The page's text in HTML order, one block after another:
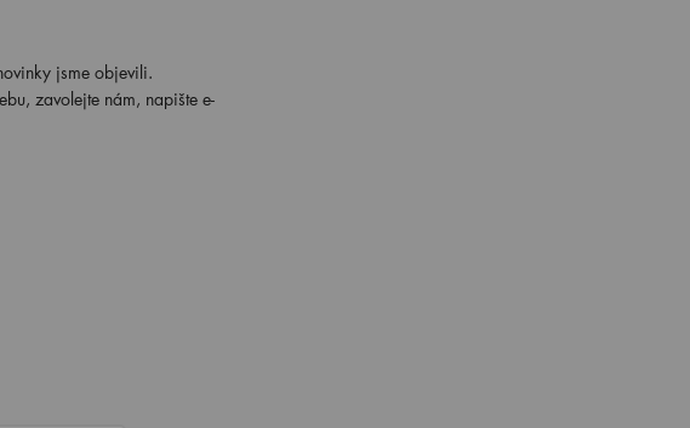
jsme objevili.
zavolejte nám, napište e-